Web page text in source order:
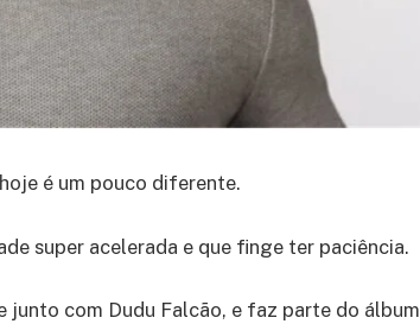
é um pouco diferente.
super acelerada e que finge ter paciência.
junto com Dudu Falcão, e faz parte do álbum